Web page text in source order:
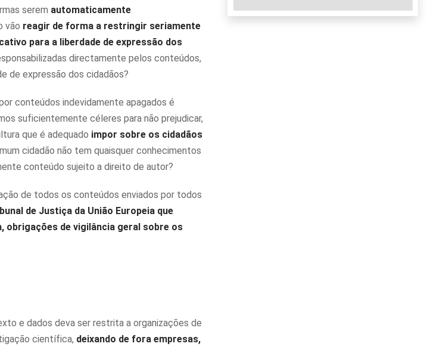
serem automaticamente
vão reagir de forma a restringir seriamente
para a liberdade de expressão dos
directamente pelos conteúdos,
de expressão dos cidadãos?
conteúdos indevidamente apagados é
suficientemente céleres para não prejudicar,
que é adequado impor sobre os cidadãos
cidadão não tem quaisquer conhecimentos
conteúdo sujeito a direito de autor?
de todos os conteúdos enviados por todos
de Justiça da União Europeia que
obrigações de vigilância geral sobre os
e dados deva ser restrita a organizações de
científica, deixando de fora empresas,